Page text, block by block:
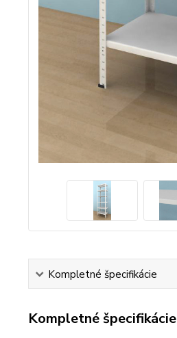
Kompletné špecifikácie
Kompletné špecifikácie